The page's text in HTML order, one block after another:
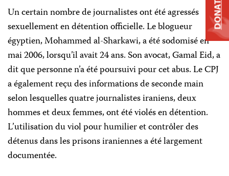
Un certain nombre de journalistes ont été agressés
sexuellement en détention officielle. Le blogueur
égyptien, Mohammed al-Sharkawi, a été sodomisé en
mai 2006, lorsqu’il avait 24 ans. Son avocat, Gamal Eid, a
dit que personne n’a été poursuivi pour cet abus. Le CPJ
a également reçu des informations de seconde main
selon lesquelles quatre journalistes iraniens, deux
hommes et deux femmes, ont été violés en détention.
L’utilisation du viol pour humilier et contrôler des
détenus dans les prisons iraniennes a été largement
documentée.
DONATE